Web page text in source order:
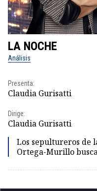
LA NOCHE
Análisis
Presenta:
Claudia Gurisatti
Dirige:
Claudia Gurisatti
Los sepultureros de
Ortega-Murillo